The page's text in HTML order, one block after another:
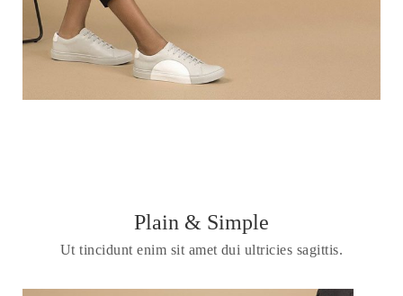
Plain & Simple
Ut tincidunt enim sit amet dui ultricies sagittis.